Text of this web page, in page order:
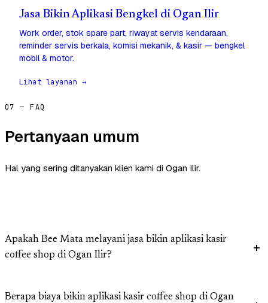
Jasa Bikin Aplikasi Bengkel di Ogan Ilir
Work order, stok spare part, riwayat servis kendaraan,
reminder servis berkala, komisi mekanik, & kasir — bengkel
mobil & motor.
Lihat layanan →
07 — FAQ
Pertanyaan umum
Hal yang sering ditanyakan klien kami di Ogan Ilir.
Apakah Bee Mata melayani jasa bikin aplikasi kasir
coffee shop di Ogan Ilir?
Berapa biaya bikin aplikasi kasir coffee shop di Ogan